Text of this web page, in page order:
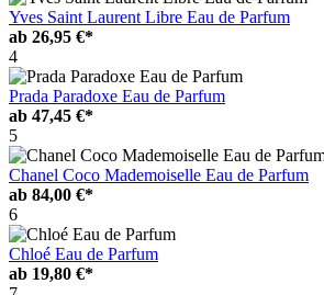
Yves Saint Laurent Libre Eau de Parfum
ab 26,95 €*
4
Prada Paradoxe Eau de Parfum
ab 47,45 €*
5
Chanel Coco Mademoiselle Eau de Parfum
ab 84,00 €*
6
Chloé Eau de Parfum
ab 19,80 €*